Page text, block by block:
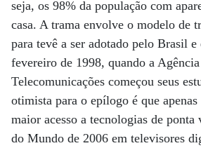
seja, os 98% da população com
casa. A trama envolve o modelo de
para tevê a ser adotado pelo Brasil e
fevereiro de 1998, quando a
Telecomunicações começou seus
otimista para o epílogo é que
maior acesso a tecnologias de ponta
do Mundo de 2006 em televisores